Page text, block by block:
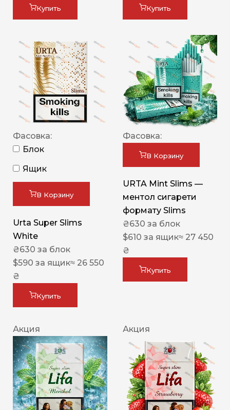
Купить Купить
Фасовка:
Блок
Ящик
В Корзину
Urta Super Slims
White
₴630 за блок
$590 за ящик≈ 26 550
₴
Купить
Фасовка:
В Корзину
URTA Mint Slims —
ментол сигарети
формату Slims
₴630 за блок
$610 за ящик≈ 27 450
₴
Купить
Акция Акция